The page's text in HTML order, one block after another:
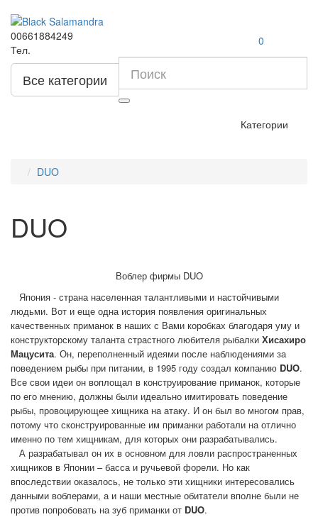
00661884249
Тел.
0
Все категории
Категории
DUO
DUO
Воблер фирмы DUO
Япония - страна населенная талантливыми и настойчивыми
людьми. Вот и еще одна история появления оригинальных
качественных приманок в наших с Вами коробках благодаря уму и
конструкторскому таланта страстного любителя рыбалки Хисахиро
Мацусита. Он, переполненный идеями после наблюдениями за
поведением рыбы при питании, в 1995 году создал компанию DUO.
Все свои идеи он воплощал в конструирование приманок, которые
по его мнению, должны были идеально имитировать поведение
рыбы, провоцирующее хищника на атаку. И он был во многом прав,
потому что сконструированные им приманки работали на отлично
именно по тем хищникам, для которых они разрабатывались.
А разрабатывал он их в основном для ловли распространенных
хищников в Японии – басса и ручьевой форели. Но как
впоследствии оказалось, не только эти хищники интересовались
данными воблерами, а и наши местные обитатели вполне были не
против попробовать на зуб приманки от DUO.